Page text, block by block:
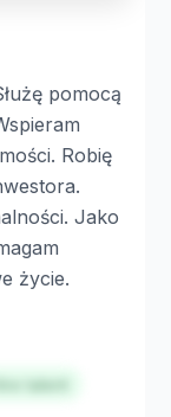
pomocą
Robię
Jako
życie.
Hire talent